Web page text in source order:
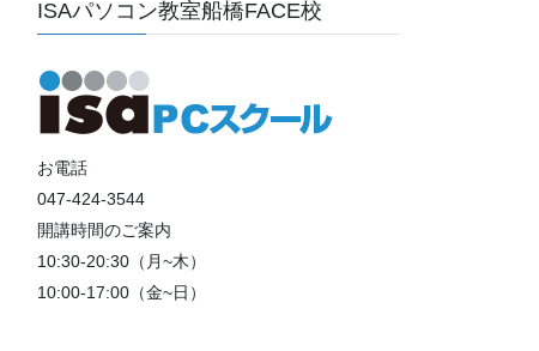
ISAパソコン教室船橋FACE校
お電話
047-424-3544
開講時間のご案内
10:30-20:30（月~木）
10:00-17:00（金~日）